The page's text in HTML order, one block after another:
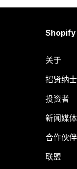
Shopify
关于
招贤纳士
投资者
新闻媒体
合作伙伴
联盟